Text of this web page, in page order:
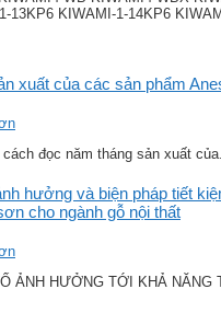
13KP6 KIWAMI-1-14KP6
xuất của các sản phẩm
đọc năm tháng sản xuất
hưởng và biện pháp tiết
cho ngành gỗ nội thất
ẢNH HƯỞNG TỚI KHẢ NĂNG